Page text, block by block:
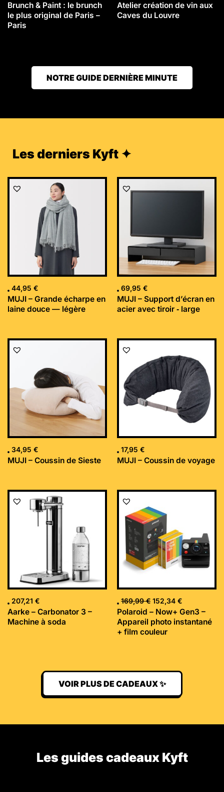
Brunch & Paint : le brunch
le plus original de Paris –
Paris
Atelier création de vin aux
Caves du Louvre
NOTRE GUIDE DERNIÈRE MINUTE
Les derniers Kyft ✦
44,95 €
MUJI – Grande écharpe en
laine douce — légère
69,95 €
MUJI – Support d’écran en
acier avec tiroir ‐ large
34,95 €
MUJI – Coussin de Sieste
17,95 €
MUJI – Coussin de voyage
207,21 €
Aarke – Carbonator 3 –
Machine à soda
169,99€
Le
initial
était :
169,99 €.
152,34 €
Le
Polaroid – Now+ Gen3 –
Appareil photo instantané
+ film couleur
VOIR PLUS DE CADEAUX ✨
Les guides cadeaux Kyft​